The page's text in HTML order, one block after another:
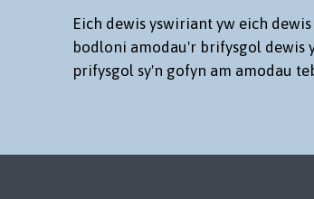
Eich dewis yswiriant yw eich
bodloni amodau'r brifysgol dewis
prifysgol sy'n gofyn am amodau